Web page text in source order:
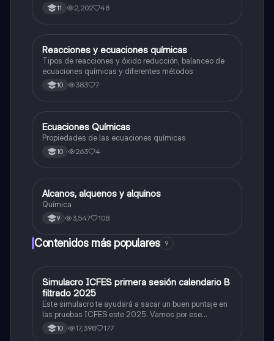
11 2,202 48
Química
Reacciones y ecuaciones químicas
Tipos de reacciones y óxido reducción, balanceo de
ecuaciones químicas y diferentes métodos
10 383 7
Química
Ecuaciones Químicas
Propiedades de las ecuaciones químicas
10 263 4
Química
Alcanos, alquenos y alquinos
Química
9 3,547 108
Contenidos más populares 9
ICFES: Matemáticas
Simulacro ICFES primera sesión calendario B
filtrado 2025
Este simulacro te ayudará a sacar un buen puntaje en
las pruebas ICFES este 2025. Vamos por ese
500/500. Y poder ser admitido en la universidad que
quieras, estudiar la carrera que quieres y no la que te
10 17,398 177